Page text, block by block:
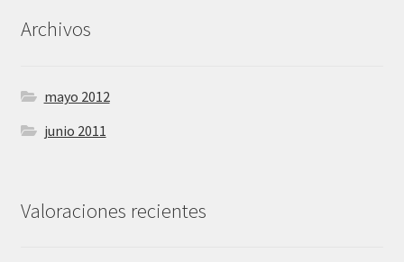
Archivos
mayo 2012
junio 2011
Valoraciones recientes